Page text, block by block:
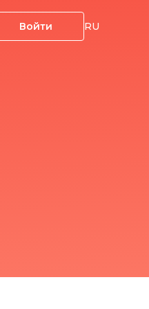
Войти RU